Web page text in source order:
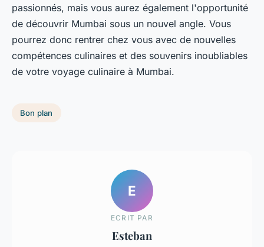
passionnés, mais vous aurez également l'opportunité
de découvrir Mumbai sous un nouvel angle. Vous
pourrez donc rentrer chez vous avec de nouvelles
compétences culinaires et des souvenirs inoubliables
de votre voyage culinaire à Mumbai.
Bon plan
E
ECRIT PAR
Esteban